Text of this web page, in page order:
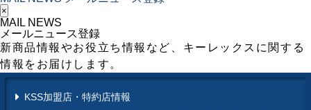
×
MAIL NEWS
メールニュース登録
新商品情報やお役立ち情報など、キーレックスに関する
情報をお届けします。
KSS加盟店・特約店情報